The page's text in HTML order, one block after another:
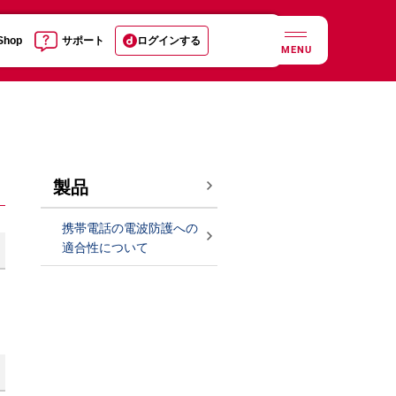
サポート ログインする
MENU
製品
携帯電話の電波防護への
適合性について